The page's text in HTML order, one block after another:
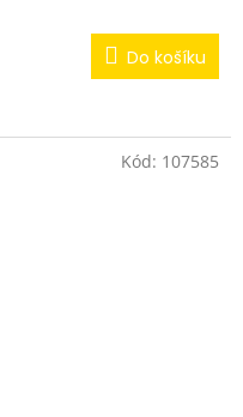
Do košíku
Kód: 107585